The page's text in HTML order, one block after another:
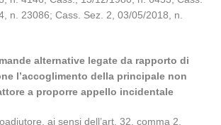
n. 23086; Cass. Sez. 2, 03/05/2018, n.
alternative legate da rapporto di
l’accoglimento della principale non
a proporre appello incidentale
ai sensi dell’art. 32, comma 2,